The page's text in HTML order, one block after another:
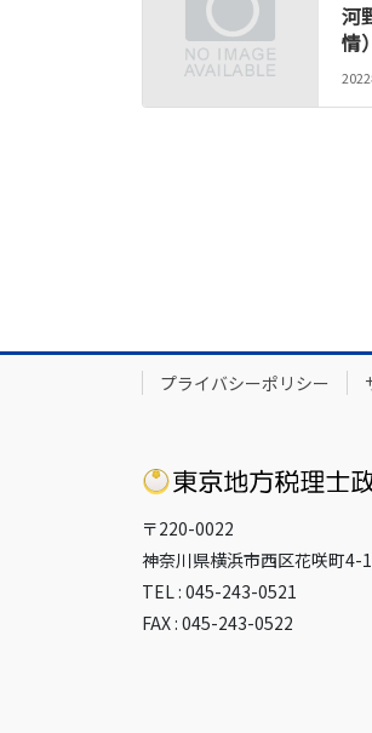
河
情）
プライバシーポリシー
〒220-0022
神奈川県横浜市西区花咲町4-
TEL : 045-243-0521
FAX : 045-243-0522